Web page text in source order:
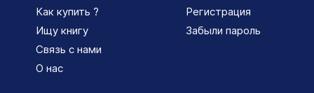
Как купить ?
Ищу книгу
Связь с нами
О нас
Регистрация
Забыли пароль